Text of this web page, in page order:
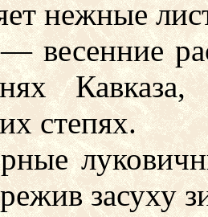
нежные
весенние
степях.
засуху